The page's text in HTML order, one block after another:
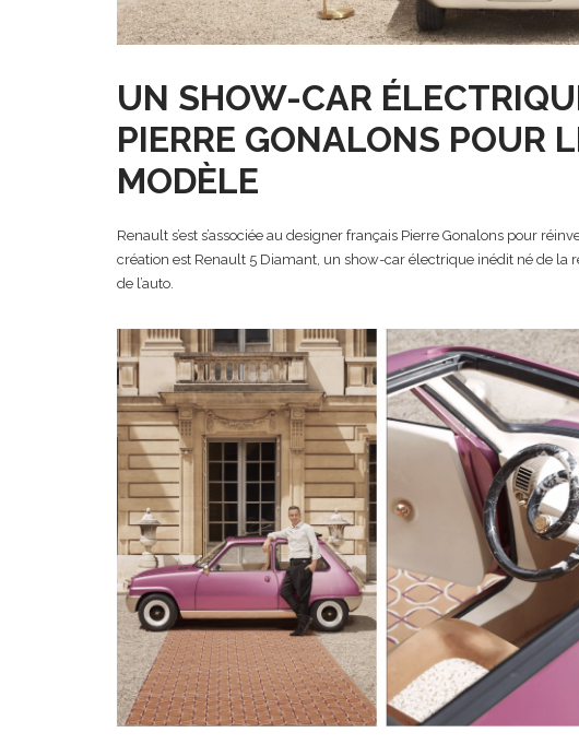
UN SHOW-CAR
PIERRE GONALONS POUR
MODÈLE
Renault s’est s’associée au designer français Pierre Gonalons pour
création est Renault 5 Diamant, un show-car électrique inédit né de la
de l’auto.